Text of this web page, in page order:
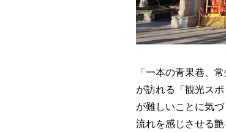
「一本の青果巷、
が訪れる「観光ス
が難しいことに気
流れを感じさせる